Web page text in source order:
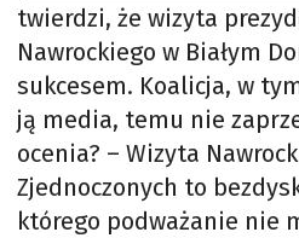
twierdzi, że wizyta
Nawrockiego w Białym
sukcesem. Koalicja, w
ją media, temu nie
ocenia? – Wizyta
Zjednoczonych to
którego podważanie nie